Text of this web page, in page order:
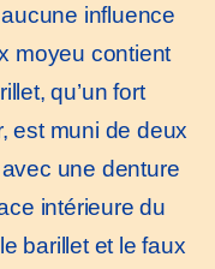
influence
moyeu contient
qu’un fort
est muni de deux
une denture
intérieure du
barillet et le faux